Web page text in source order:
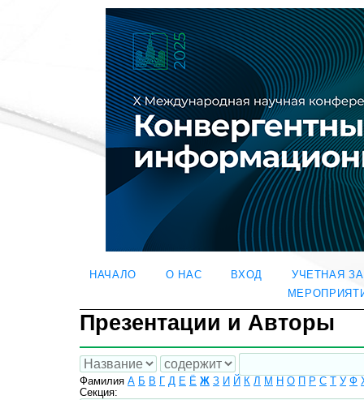
НАЧАЛО О НАС ВХОД
УЧЕТНАЯ
Презентации и Авторы
Фамилия А Б В Д Е Ё Ж З И Й К Л М Н О Р С У Ф
Секция: